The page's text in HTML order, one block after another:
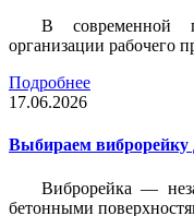
В современной
организации рабочего
Подробнее
17.06.2026
Выбираем виброрейку
Виброрейка —
бетонными